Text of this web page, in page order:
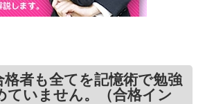
格者も全てを記憶術で勉強
ていません。（合格イン